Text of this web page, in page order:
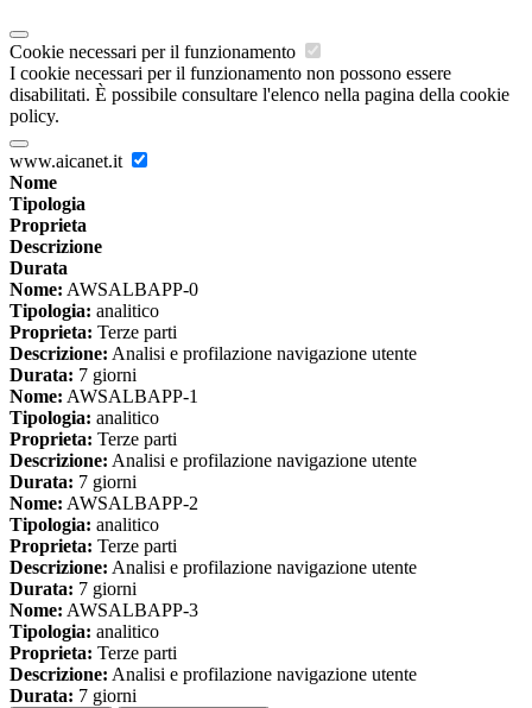
Cookie necessari per il funzionamento
I cookie necessari per il funzionamento non possono essere
disabilitati. È possibile consultare l'elenco nella pagina della cookie
policy.
www.aicanet.it
Nome
Tipologia
Proprieta
Descrizione
Durata
Nome: AWSALBAPP-0
Tipologia: analitico
Proprieta: Terze parti
Descrizione: Analisi e profilazione navigazione utente
Durata: 7 giorni
Nome: AWSALBAPP-1
Tipologia: analitico
Proprieta: Terze parti
Descrizione: Analisi e profilazione navigazione utente
Durata: 7 giorni
Nome: AWSALBAPP-2
Tipologia: analitico
Proprieta: Terze parti
Descrizione: Analisi e profilazione navigazione utente
Durata: 7 giorni
Nome: AWSALBAPP-3
Tipologia: analitico
Proprieta: Terze parti
Descrizione: Analisi e profilazione navigazione utente
Durata: 7 giorni